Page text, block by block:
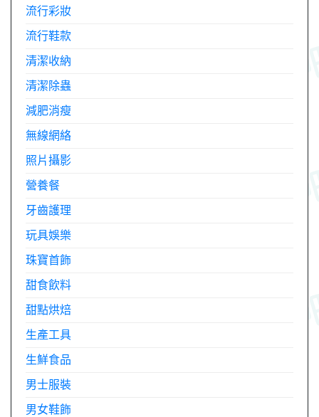
流行彩妝
流行鞋款
清潔收納
清潔除蟲
減肥消瘦
無線網絡
照片攝影
營養餐
牙齒護理
玩具娛樂
珠寶首飾
甜食飲料
甜點烘焙
生產工具
生鮮食品
男士服裝
男女鞋飾